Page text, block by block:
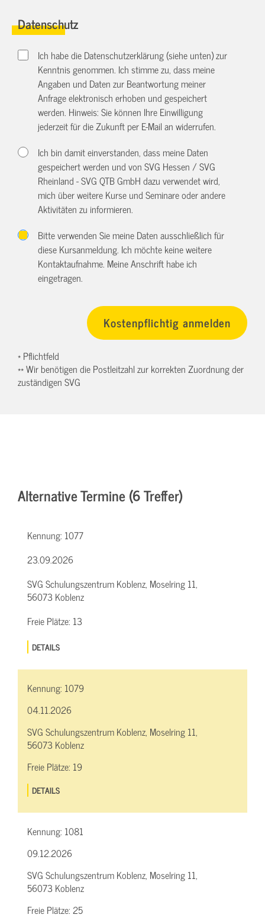
Datenschutz
Ich habe die Datenschutzerklärung (siehe unten) zur
Kenntnis genommen. Ich stimme zu, dass meine
Angaben und Daten zur Beantwortung meiner
Anfrage elektronisch erhoben und gespeichert
werden. Hinweis: Sie können Ihre Einwilligung
jederzeit für die Zukunft per E-Mail anwiderrufen.
Ich bin damit einverstanden, dass meine Daten
gespeichert werden und von SVG Hessen / SVG
Rheinland - SVG QTB GmbH dazu verwendet wird,
mich über weitere Kurse und Seminare oder andere
Aktivitäten zu informieren.
Bitte verwenden Sie meine Daten ausschließlich für
diese Kursanmeldung. Ich möchte keine weitere
Kontaktaufnahme. Meine Anschrift habe ich
eingetragen.
* Pflichtfeld
** Wir benötigen die Postleitzahl zur korrekten Zuordnung der
zuständigen SVG
Alternative Termine (6 Treffer)
Kennung: 1077
23.09.2026
SVG Schulungszentrum Koblenz, Moselring 11,
56073 Koblenz
Freie Plätze: 13
DETAILS
Kennung: 1079
04.11.2026
SVG Schulungszentrum Koblenz, Moselring 11,
56073 Koblenz
Freie Plätze: 19
DETAILS
Kennung: 1081
09.12.2026
SVG Schulungszentrum Koblenz, Moselring 11,
56073 Koblenz
Freie Plätze:25